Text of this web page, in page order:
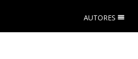
AUTORES